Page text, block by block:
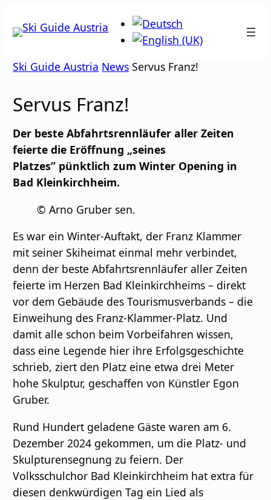
Inhalt
Ski Guide Austria News Servus Franz!
Servus Franz!
Der beste Abfahrtsrennläufer aller Zeiten
feierte die Eröﬀnung „seines
Platzes” pünktlich zum Winter Opening in
Bad Kleinkirchheim.
© Arno Gruber sen.
Es war ein Winter-Auftakt, der Franz Klammer
mit seiner Skiheimat einmal mehr verbindet,
denn der beste Abfahrtsrennläufer aller Zeiten
feierte im Herzen Bad Kleinkirchheims – direkt
vor dem Gebäude des Tourismusverbands – die
Einweihung des Franz-Klammer-Platz. Und
damit alle schon beim Vorbeifahren wissen,
dass eine Legende hier ihre Erfolgsgeschichte
schrieb, ziert den Platz eine etwa drei Meter
hohe Skulptur, geschaﬀen von Künstler Egon
Gruber.
Rund Hundert geladene Gäste waren am 6.
Dezember 2024 gekommen, um die Platz- und
Skulpturensegnung zu feiern. Der
Volksschulchor Bad Kleinkirchheim hat extra für
diesen denkwürdigen Tag ein Lied als